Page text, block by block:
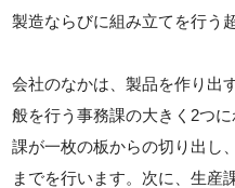
製造ならびに組み立てを行う
会社のなかは、製品を作り出
般を行う事務課の大きく2つ
課が一枚の板からの切り出し
までを行います。次に、生産